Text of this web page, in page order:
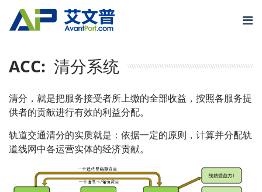
content
ACC: 清分系统
清分，就是把服务接受者所上缴的全部收益，按照各服务提
供者的贡献进行有效的利益分配。
轨道交通清分的实质就是：依据一定的原则，计算并分配轨
道线网中各运营实体的经济贡献。
智慧运维
成功案例
关于我们